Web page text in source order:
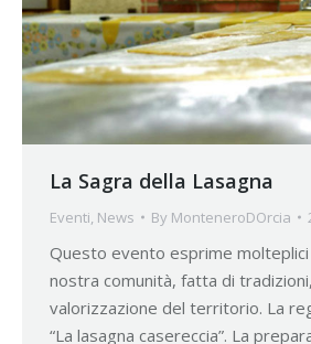
La Sagra della Lasagna
Eventi News By MonteneroDOrcia
Questo evento esprime
nostra comunità, fatta di
valorizzazione del territorio. La
“La lasagna casereccia”. La